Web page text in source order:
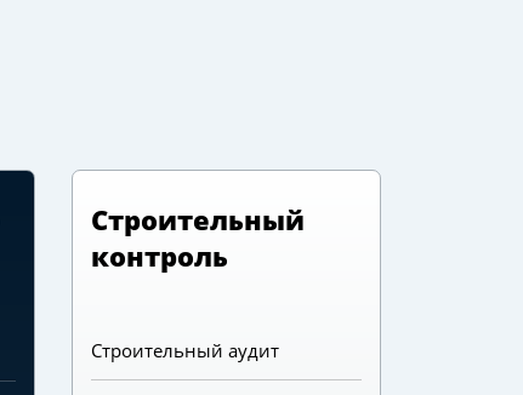
Строительный
контроль
Строительный аудит